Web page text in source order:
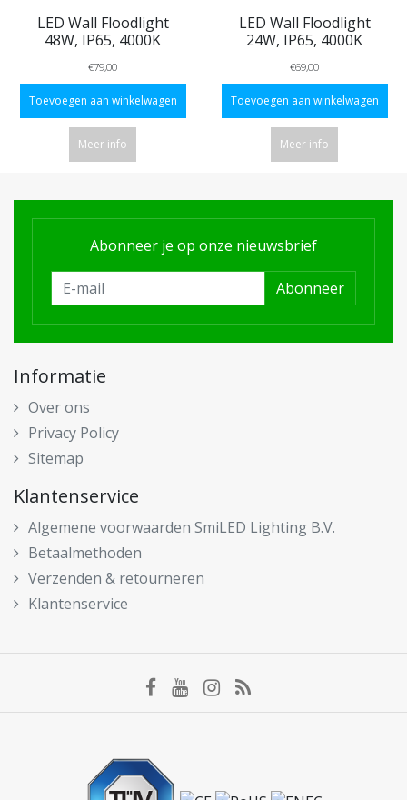
LED Wall Floodlight
48W, IP65, 4000K
€79,00
Toevoegen aan winkelwagen
Meer info
LED Wall Floodlight
24W, IP65, 4000K
€69,00
Toevoegen aan winkelwagen
Meer info
Abonneer je op onze nieuwsbrief
Abonneer
Informatie
Over ons
Privacy Policy
Sitemap
Klantenservice
Algemene voorwaarden SmiLED Lighting B.V.
Betaalmethoden
Verzenden & retourneren
Klantenservice